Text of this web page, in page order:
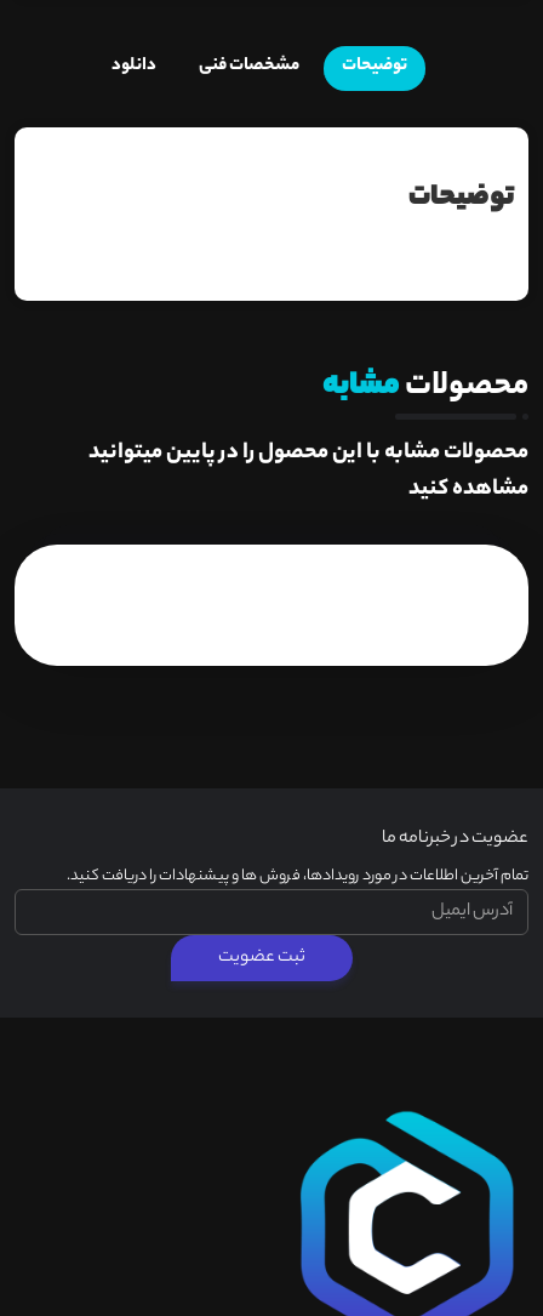
توضیحات مشخصات فنی دانلود
توضیحات
محصولاتمشابه
محصولات مشابه با این محصول را در پایین میتوانید
مشاهده کنید
عضویت در خبرنامه ما
تمام آخرین اطلاعات در مورد رویدادها، فروش ها و پیشنهادات را دریافت کنید.
ثبت عضویت